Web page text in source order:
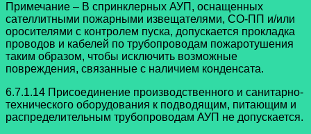
Примечание – В спринклерных АУП, оснащенных
сателлитными пожарными извещателями, СО-ПП и/или
оросителями с контролем пуска, допускается прокладка
проводов и кабелей по трубопроводам пожаротушения
таким образом, чтобы исключить возможные
повреждения, связанные с наличием конденсата.
6.7.1.14 Присоединение производственного и санитарно-
технического оборудования к подводящим, питающим и
распределительным трубопроводам АУП не допускается.